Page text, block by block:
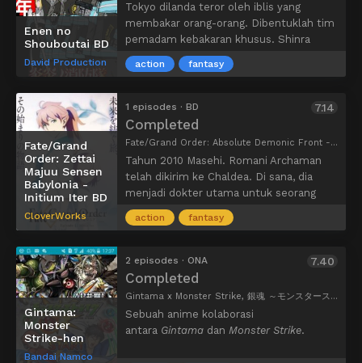
sayangi. Namun, berbagai familia dan
dewa di seluruh kota mulai
memperhatikan pencapaiannya dan
berupaya menambahkannya ke peringkat
mereka.
Enen no
Shouboutai BD
David Production
Tokyo dilanda teror oleh iblis yang
membakar orang-orang. Dibentuklah tim
pemadam kebakaran khusus. Shinra
Kusakabe, seorang anak laki-laki yang
memiliki kekuatan dapat berlari secepat
Pemadam Kebakaran Khusus 8. Bisakah
Pasukan Pemadam Kebakaran dapat
menemukan sumber dari teror aneh ini
action fantasy
Fate/Grand
Order: Zettai
Majuu Sensen
Babylonia -
Initium Iter BD
CloverWorks
1 episodes · BD
Completed
Fate/Grand Order: Absolute Demonic Front - Babylonia Initium Iter, Fate/Grand Order -絶対魔獣戦線バビロニア- Initium Iter, Fate/Grand Order: Zettai Majuu Sensen Babylonia Episode 0
7.14
Tahun 2010 Masehi. Romani Archaman
telah dikirim ke Chaldea. Di sana, dia
menjadi dokter utama untuk seorang
gadis muda. Mash Kyrielight, eksperimen
pemanggilan kedua Chaldea yang sukses,
antara keduanya memberi Mash alasan
untuk berharap. Harapan itu menjadi
gelombang dan mulai menyebar. Itulah
action fantasy
Gintama:
Monster
Strike-hen
Bandai Namco
2 episodes · ONA
Completed
Gintama x Monster Strike, 銀魂 ～モンスターストライク編～
7.40
Sebuah anime kolaborasi
antara Gintama dan Monster Strike.